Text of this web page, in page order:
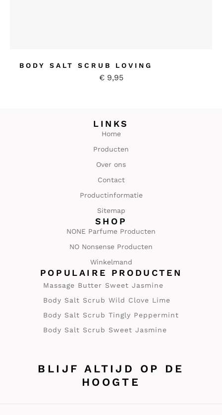
BODY SALT SCRUB LOVING
€9,95
LINKS
Home
Producten
Over ons
Contact
Productinformatie
Sitemap
SHOP
NONE Parfume Producten
NO Nonsense Producten
Winkelmand
POPULAIRE PRODUCTEN
Massage Butter Sweet Jasmine
Body Salt Scrub Wild Clove Lime
Body Salt Scrub Tingly Peppermint
Body Salt Scrub Sweet Jasmine
BLIJF ALTIJD OP DE
HOOGTE